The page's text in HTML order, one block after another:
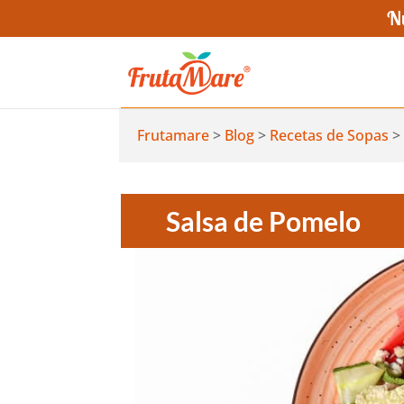
Frutamare> Blog> Recetas de Sopas >
Salsa de Pomelo